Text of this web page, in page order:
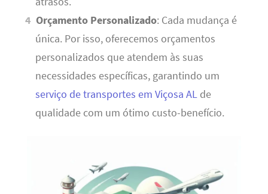
Orçamento Personalizado: Cada mudança é
única. Por isso, oferecemos orçamentos
personalizados que atendem às suas
necessidades específicas, garantindo um
serviço de transportes em Viçosa ALde
qualidade com um ótimo custo-benefício.